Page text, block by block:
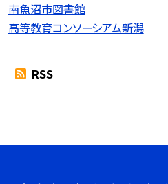
南魚沼市図書館
高等教育コンソーシアム新潟
RSS